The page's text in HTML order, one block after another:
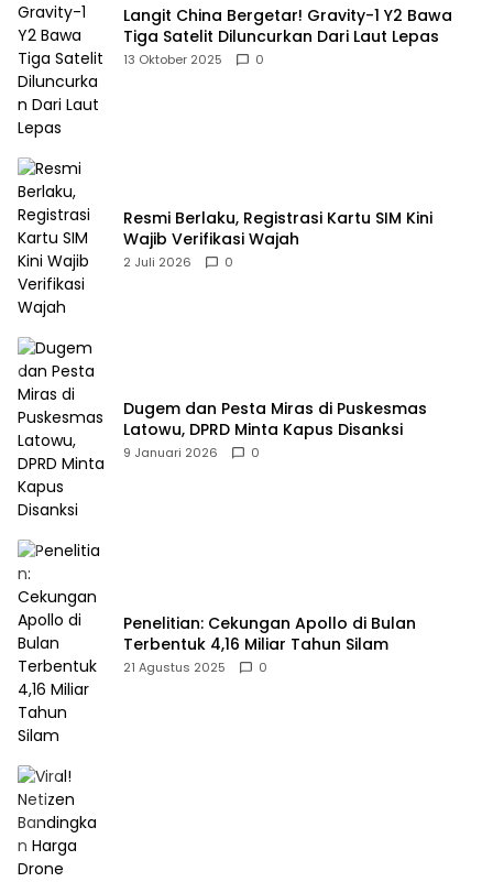
Langit China Bergetar! Gravity-1 Y2 Bawa
Tiga Satelit Diluncurkan Dari Laut Lepas
13 Oktober 2025 0
Resmi Berlaku, Registrasi Kartu SIM Kini
Wajib Verifikasi Wajah
2 Juli 2026 0
Dugem dan Pesta Miras di Puskesmas
Latowu, DPRD Minta Kapus Disanksi
9 Januari 2026 0
Penelitian: Cekungan Apollo di Bulan
Terbentuk 4,16 Miliar Tahun Silam
21 Agustus 2025 0